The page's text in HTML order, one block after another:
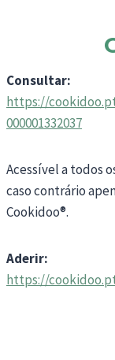
Consultar:
https://
000001332037
Acessível a todos
caso contrário
Cookidoo®.
Aderir:
https://